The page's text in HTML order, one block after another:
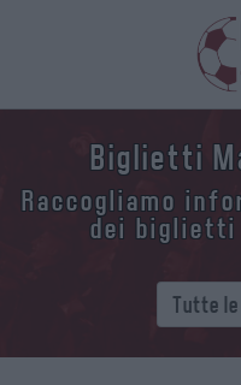
Biglietti
Raccogliamo
dei biglietti